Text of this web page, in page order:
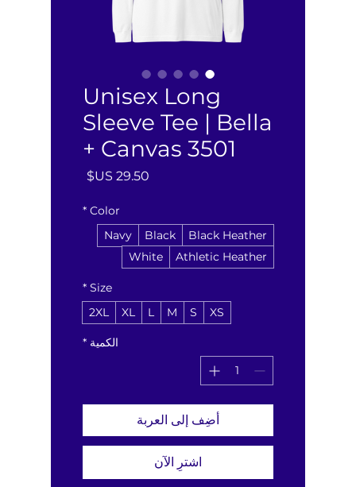
Unisex Long
Sleeve Tee | Bella
+ Canvas 3501
Color
*
Black Heather
Black
Navy
Athletic Heather
White
Size
*
XS
S
M
L
XL
2XL
الكمية *
أضِف إلى العربة
اشترِ الآن